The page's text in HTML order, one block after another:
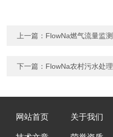
上一篇： FlowNa燃气流量监
下一篇： FlowNa农村污水处
网站首页 关于我们